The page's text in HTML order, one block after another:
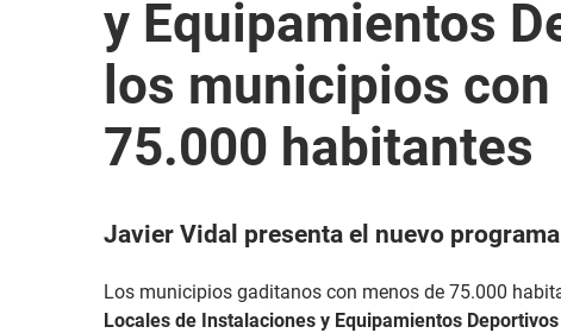
y Equipamientos
los municipios
75.000 habitantes
Javier Vidal presenta el nuevo
Los municipios gaditanos con menos de 75.000
Locales de Instalaciones y Equipamientos